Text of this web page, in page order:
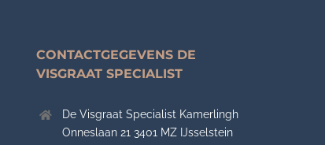
CONTACTGEGEVENS DE
VISGRAAT SPECIALIST
De Visgraat Specialist Kamerlingh
Onneslaan 21 3401 MZ IJsselstein